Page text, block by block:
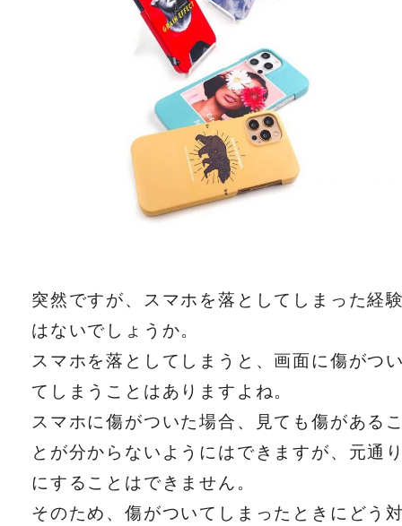
突然ですが、スマホを落としてしまった経
はないでしょうか。
スマホを落としてしまうと、画面に傷がつ
てしまうことはありますよね。
スマホに傷がついた場合、見ても傷がある
とが分からないようにはできますが、元通
にすることはできません。
そのため、傷がついてしまったときにどう